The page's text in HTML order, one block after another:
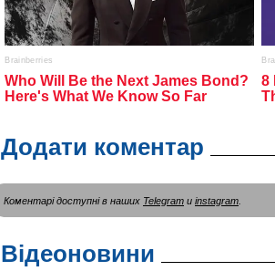
Додати коментар
Коментарі доступні в наших Telegram и instagram
Відеоновини